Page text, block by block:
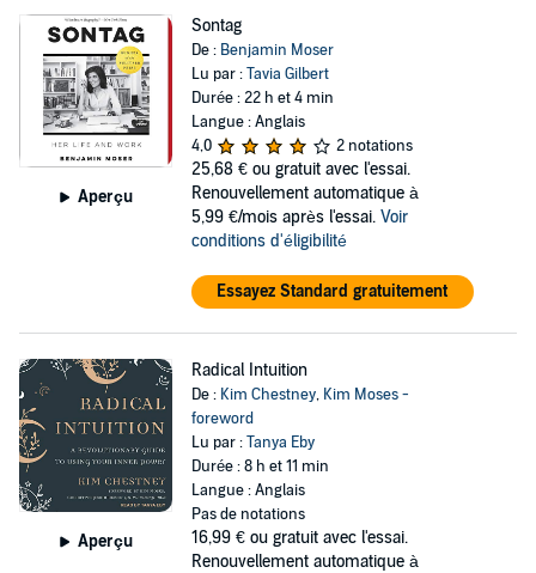
Aperçu
Sontag
De : Benjamin Moser
Lu par :Tavia Gilbert
Durée : 22 h et 4 min
Langue : Anglais
4,0
2 notations
25,68 € ou gratuit avec l'essai.
Renouvellement automatique à
5,99 €/mois après l'essai. Voir
conditions d'éligibilité
Essayez Standard gratuitement
Aperçu
Radical Intuition
De : Kim Chestney, Kim Moses -
foreword
Lu par :Tanya Eby
Durée : 8 h et 11 min
Langue : Anglais
Pas de notations
16,99 € ou gratuit avec l'essai.
Renouvellement automatique à